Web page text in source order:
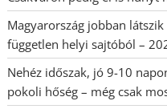
Magyarország jobban
független helyi sajtóból –
Nehéz időszak, jó 9-10
pokoli hőség – még csak